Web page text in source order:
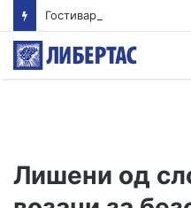
Гостиварци и натаму без
Лишени од